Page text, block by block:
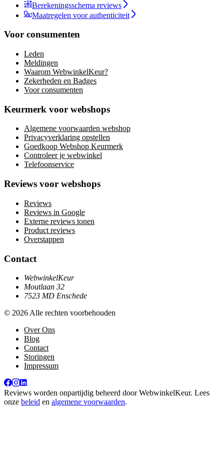
Berekeningsschema reviews
Maatregelen voor authenticiteit
Voor consumenten
Leden
Meldingen
Waarom WebwinkelKeur?
Zekerheden en Badges
Voor consumenten
Keurmerk voor webshops
Algemene voorwaarden webshop
Privacyverklaring opstellen
Goedkoop Webshop Keurmerk
Controleer je webwinkel
Telefoonservice
Reviews voor webshops
Reviews
Reviews in Google
Externe reviews tonen
Product reviews
Overstappen
Contact
WebwinkelKeur
Moutlaan 32
7523 MD Enschede
© 2026 Alle rechten voorbehouden
Over Ons
Blog
Contact
Storingen
Impressum
Reviews worden onpartijdig beheerd doorWebwinkelKeur. Lees
onze beleid en algemene voorwaarden.